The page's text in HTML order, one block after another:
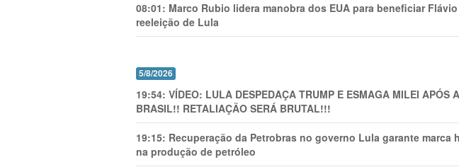
08:01: Marco Rubio lidera manobra dos EUA para beneficiar
reeleição de Lula
5/8/2026
19:54: VÍDEO: LULA DESPEDAÇA TRUMP E ESMAGA MILEI APÓS
BRASIL!! RETALIAÇÃO SERÁ BRUTAL!!!
19:15: Recuperação da Petrobras no governo Lula garante marca
na produção de petróleo